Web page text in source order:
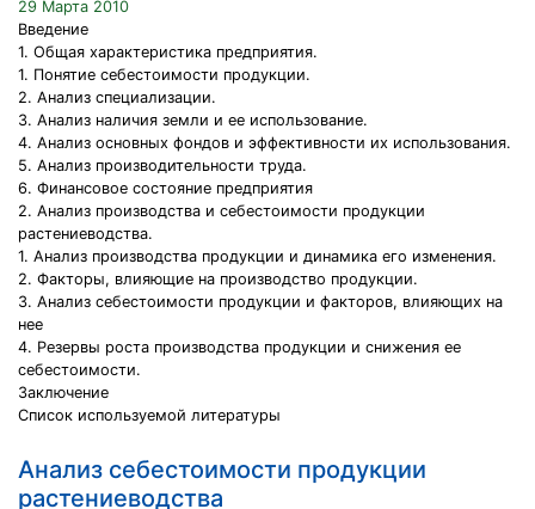
29 Марта 2010
Введение
1. Общая характеристика предприятия.
1. Понятие себестоимости продукции.
2. Анализ специализации.
3. Анализ наличия земли и ее использование.
4. Анализ основных фондов и эффективности их использования.
5. Анализ производительности труда.
6. Финансовое состояние предприятия
2. Анализ производства и себестоимости продукции
растениеводства.
1. Анализ производства продукции и динамика его изменения.
2. Факторы, влияющие на производство продукции.
3. Анализ себестоимости продукции и факторов, влияющих на
нее
4. Резервы роста производства продукции и снижения ее
себестоимости.
Заключение
Список используемой литературы
Анализ себестоимости продукции
растениеводства